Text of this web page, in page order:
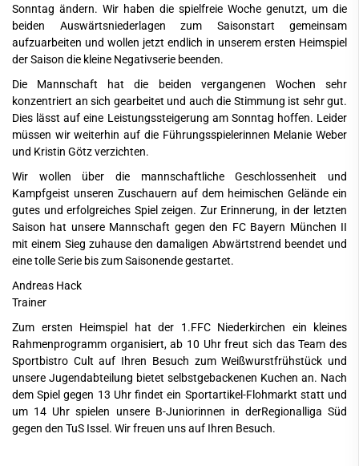
Sonntag ändern. Wir haben die spielfreie Woche genutzt, um die
beiden Auswärtsniederlagen zum Saisonstart gemeinsam
aufzuarbeiten und wollen jetzt endlich in unserem ersten Heimspiel
der Saison die kleine Negativserie beenden.
Die Mannschaft hat die beiden vergangenen Wochen sehr
konzentriert an sich gearbeitet und auch die Stimmung ist sehr gut.
Dies lässt auf eine Leistungssteigerung am Sonntag hoffen. Leider
müssen wir weiterhin auf die Führungsspielerinnen Melanie Weber
und Kristin Götz verzichten.
Wir wollen über die mannschaftliche Geschlossenheit und
Kampfgeist unseren Zuschauern auf dem heimischen Gelände ein
gutes und erfolgreiches Spiel zeigen. Zur Erinnerung, in der letzten
Saison hat unsere Mannschaft gegen den FC Bayern München II
mit einem Sieg zuhause den damaligen Abwärtstrend beendet und
eine tolle Serie bis zum Saisonende gestartet.
Andreas Hack
Trainer
Zum ersten Heimspiel hat der 1.FFC Niederkirchen ein kleines
Rahmenprogramm organisiert, ab 10 Uhr freut sich das Team des
Sportbistro Cult auf Ihren Besuch zum Weißwurstfrühstück und
unsere Jugendabteilung bietet selbstgebackenen Kuchen an. Nach
dem Spiel gegen 13 Uhr findet ein Sportartikel-Flohmarkt statt und
um 14 Uhr spielen unsere B-Juniorinnen in derRegionalliga Süd
gegen den TuS Issel. Wir freuen uns auf Ihren Besuch.